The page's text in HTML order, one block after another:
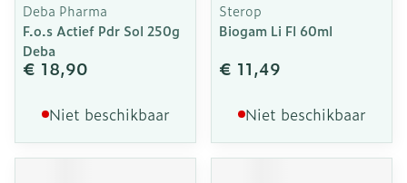
Deba Pharma
F.o.s Actief Pdr Sol 250g
Deba
€ 18,90
Niet beschikbaar
Sterop
Biogam Li Fl 60ml
€ 11,49
Niet beschikbaar